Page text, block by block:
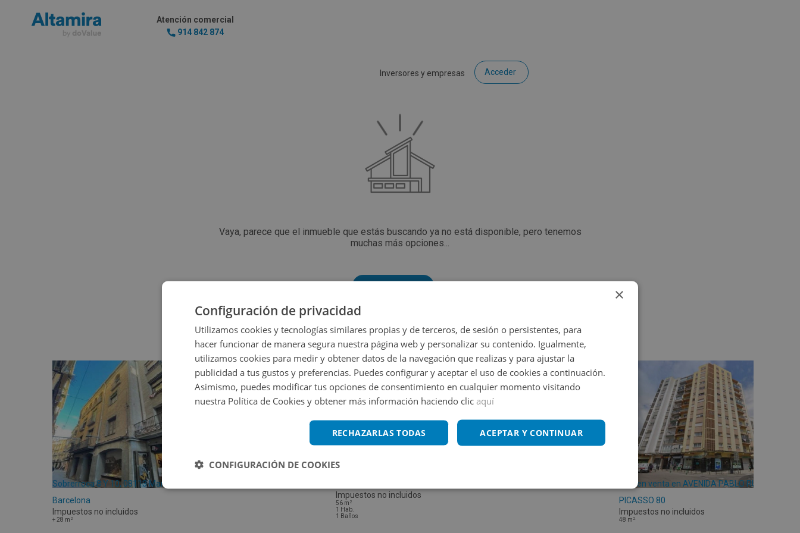
Atención comercial
914 842 874
Inversores y empresas Acceder
Vaya, parece que el inmueble que estás buscando ya no está disponible, pero tenemos
muchas más opciones...
Sobrerroca 8 Y 10, 08113 Manresa -
Barcelona
Impuestos no incluidos
+28 m 2
Impuestos no incluidos
56 m 2
1
Hab.
1
Baños
Piso en venta en AVENIDA PABLO RUIZ
PICASSO 80
Impuestos no incluidos
48 m 2
×
Configuración de privacidad
Utilizamos cookies y tecnologías similares propias y de terceros, de sesión o persistentes, para
hacer funcionar de manera segura nuestra página web y personalizar su contenido. Igualmente,
utilizamos cookies para medir y obtener datos de la navegación que realizas y para ajustar la
publicidad a tus gustos y preferencias. Puedes configurar y aceptar el uso de cookies a continuación.
Asimismo, puedes modificar tus opciones de consentimiento en cualquier momento visitando
nuestra Política de Cookies y obtener más información haciendo clic aquí
ACEPTAR Y CONTINUAR
RECHAZARLAS TODAS
CONFIGURACIÓN DE COOKIES